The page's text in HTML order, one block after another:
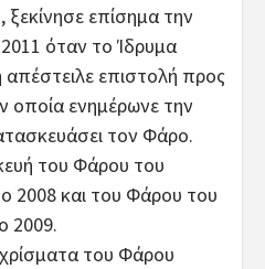
επίσημα την
όταν το Ίδρυμα
απέστειλε επιστολή προς
οποία ενημέρωνε την
τον Φάρο.
του Φάρου του
2008 και του Φάρου του
2009.
του Φάρου